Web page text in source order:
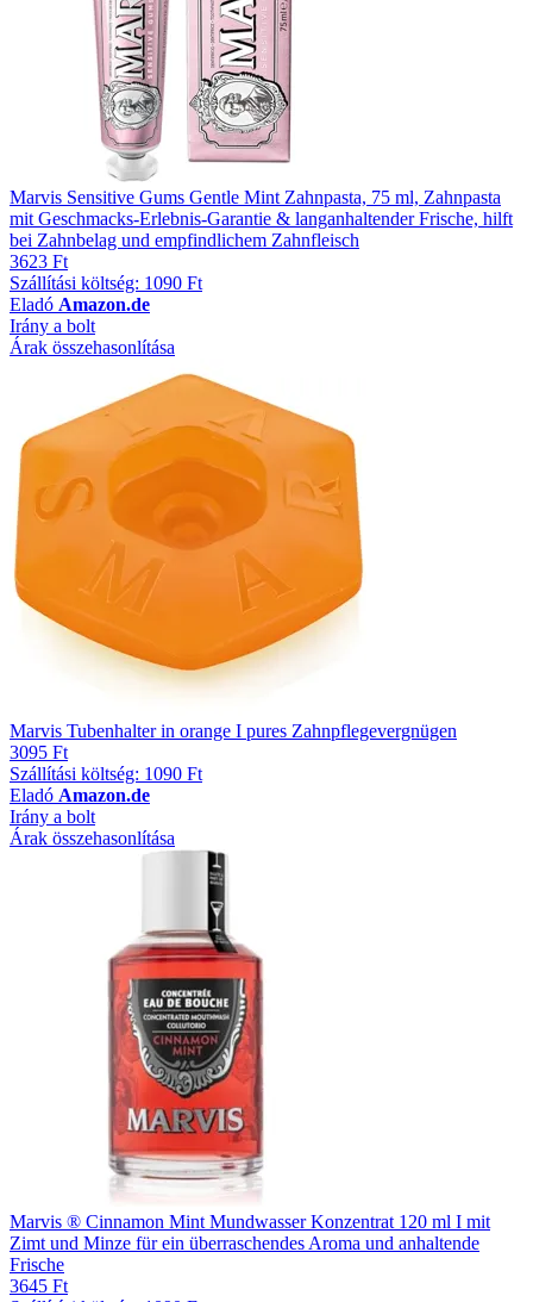
Marvis Sensitive Gums Gentle Mint Zahnpasta, 75 ml, Zahnpasta
mit Geschmacks-Erlebnis-Garantie & langanhaltender Frische, hilft
bei Zahnbelag und empfindlichem Zahnfleisch
3623 Ft
Szállítási költség: 1090 Ft
Eladó Amazon.de
Irány a bolt
Árak összehasonlítása
Marvis Tubenhalter in orange I pures Zahnpflegevergnügen
3095 Ft
Szállítási költség: 1090 Ft
Eladó Amazon.de
Irány a bolt
Árak összehasonlítása
Marvis ® Cinnamon Mint Mundwasser Konzentrat 120 ml I mit
Zimt und Minze für ein überraschendes Aroma und anhaltende
Frische
3645 Ft